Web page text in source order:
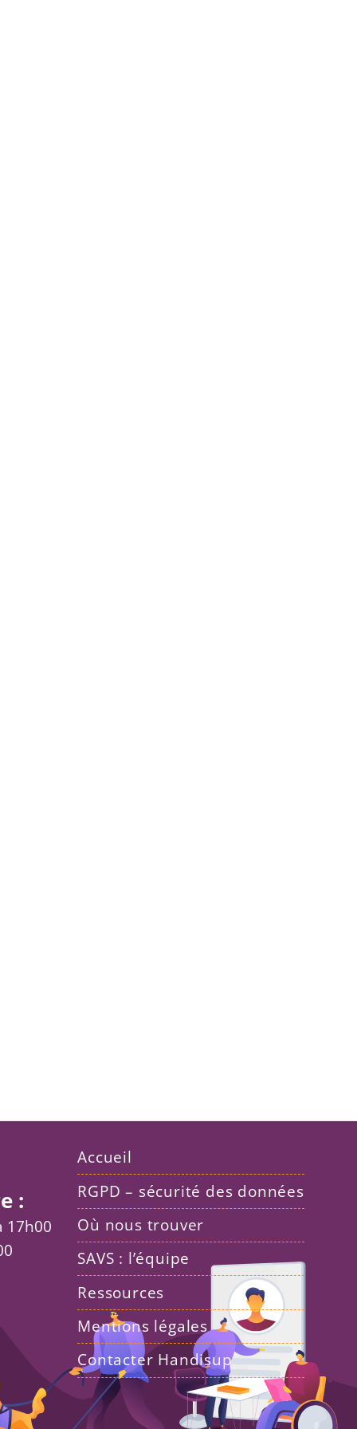
:
17h00
Accueil
RGPD – sécurité des données
Où nous trouver
SAVS : l’équipe
Ressources
Mentions légales
Contacter Handisup